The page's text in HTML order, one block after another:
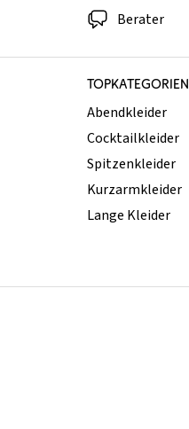
Berater
TOPKATEGORIEN
Abendkleider
Cocktailkleider
Spitzenkleider
Kurzarmkleider
Lange Kleider